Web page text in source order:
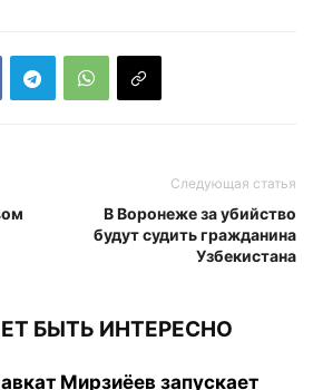
Следующая статья
В Воронеже за убийство
будут судить гражданина
Узбекистана
БЫТЬ ИНТЕРЕСНО
Мирзиёев запускает